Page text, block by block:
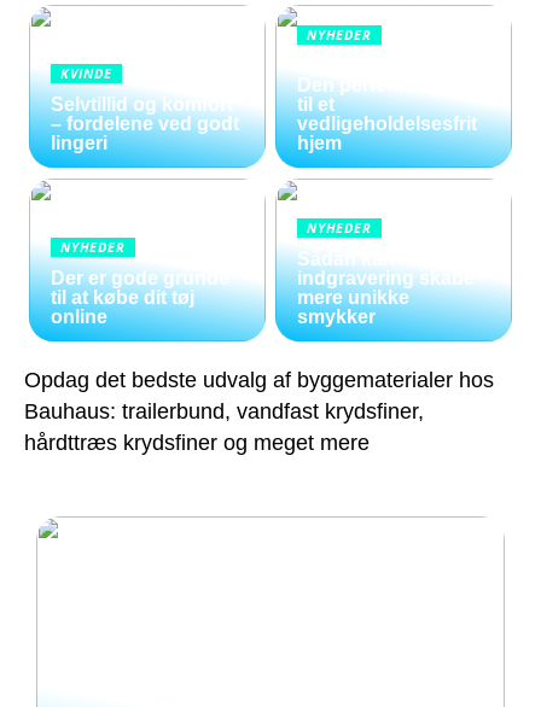
KVINDE
Selvtillid og komfort
– fordelene ved godt
lingeri
NYHEDER
Den perfekte løsning
til et
vedligeholdelsesfrit
hjem
NYHEDER
Der er gode grunde
til at købe dit tøj
online
NYHEDER
Sådan kan
indgravering skabe
mere unikke
smykker
Opdag det bedste udvalg af byggematerialer hos
Bauhaus: trailerbund, vandfast krydsfiner,
hårdttræs krydsfiner og meget mere